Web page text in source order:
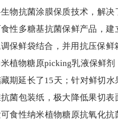
物抗菌涂膜保质技术，解
性多糖基抗菌保鲜产品，
保鲜袋结合，并用抗压保
植物糖原picking乳液保鲜
期延长了15天；针对鲜切
菌包装纸，极大降低果切
食性纳米植物糖原抗氧化